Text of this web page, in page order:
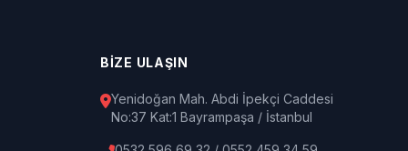
BİZE ULAŞIN
Yenidoğan Mah. Abdi İpekçi Caddesi
No:37 Kat:1 Bayrampaşa / İstanbul